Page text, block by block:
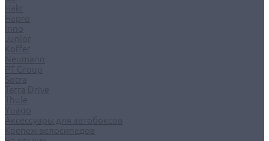
Hakr
Hapro
Inno
Junior
Koffer
Neumann
PT Group
Sotra
Terra Drive
Thule
Yuago
Аксессуары для автобоксов
Крепеж велосипедов